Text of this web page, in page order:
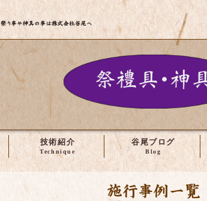
株式会社谷尾 | 神輿・社寺建
技術紹介 谷尾ブログ